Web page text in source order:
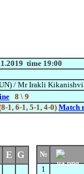
time 19:00
/ Mr Irakli
8 \ 9
1, 6-1, 5-1, 4-0) Match
E G №
1